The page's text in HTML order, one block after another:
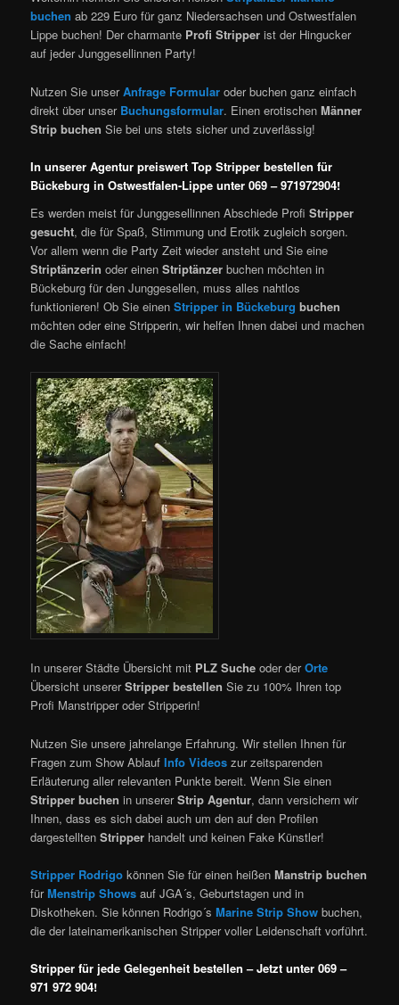
buchen ab 229 Euro für ganz Niedersachsen und Ostwestfalen
Lippe buchen! Der charmante Profi Stripperist der Hingucker
auf jeder Junggesellinnen Party!
Nutzen Sie unserAnfrage Formular oder buchen ganz einfach
direkt über unser Buchungsformular. Einen erotischenMänner
Strip buchen Sie bei uns stets sicher und zuverlässig!
In unserer Agentur preiswert Top Stripper bestellen für
Bückeburg in Ostwestfalen-Lippe unter 069 – 971972904!
Es werden meist für Junggesellinnen Abschiede ProfiStripper
gesucht, die für Spaß, Stimmung und Erotik zugleich sorgen.
Vor allem wenn die Party Zeit wieder ansteht und Sie eine
Striptänzerin oder einenStriptänzer buchen möchten in
Bückeburg für den Junggesellen, muss alles nahtlos
funktionieren! Ob Sie einenStripper in Bückeburg buchen
möchten oder eine Stripperin, wir helfen Ihnen dabei und machen
die Sache einfach!
In unserer Städte Übersicht mit PLZ Suche oder derOrte
Übersicht unsererStripper bestellen Sie zu 100% Ihren top
Profi Manstripper oder Stripperin!
Nutzen Sie unsere jahrelange Erfahrung. Wir stellen Ihnen für
Fragen zum Show AblaufInfo Videos zur zeitsparenden
Erläuterung aller relevanten Punkte bereit.Wenn Sie einen
Stripper buchen in unsererStrip Agentur, dann versichern wir
Ihnen,dass es sich dabei auch um den auf den Profilen
dargestelltenStripper handelt und keinen Fake Künstler!
Stripper Rodrigo können Sie für einen heißenManstrip buchen
fürMenstrip Shows auf JGA´s, Geburtstagen und in
Diskotheken. Sie können Rodrigo´sMarine Strip Show buchen,
die der lateinamerikanischen Stripper voller Leidenschaft vorführt.
Stripper für jede Gelegenheit bestellen – Jetzt unter 069 –
971 972 904!